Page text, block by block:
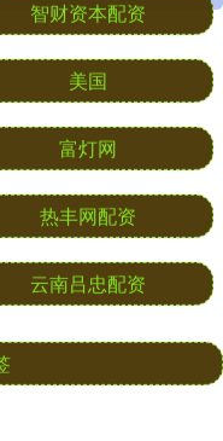
牛米网配资
智财资本配资
美国
富灯网
云南吕忠配资